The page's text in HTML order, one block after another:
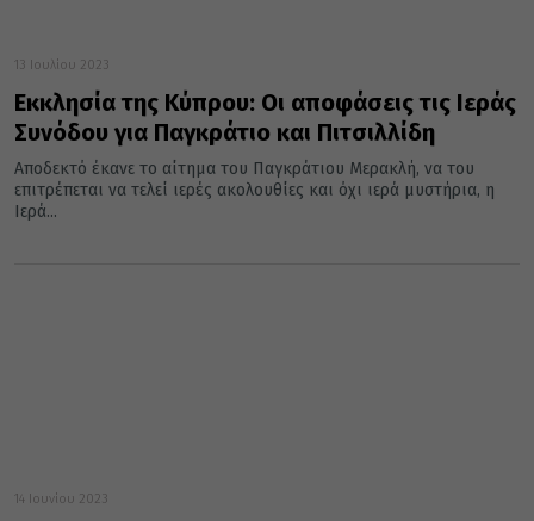
13 Ιουλίου 2023
Εκκλησία της Κύπρου: Οι αποφάσεις τις Ιεράς
Συνόδου για Παγκράτιο και Πιτσιλλίδη
Αποδεκτό έκανε το αίτημα του Παγκράτιου Μερακλή, να του
επιτρέπεται να τελεί ιερές ακολουθίες και όχι ιερά μυστήρια, η
Ιερά...
14 Ιουνίου 2023